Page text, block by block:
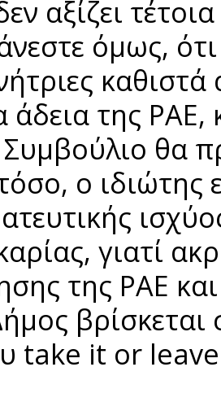
αξίζει
όμως,
άδεια της ΡΑΕ,
θα
ο ιδιώτης
γιατί
της ΡΑΕ
βρίσκεται
take it or